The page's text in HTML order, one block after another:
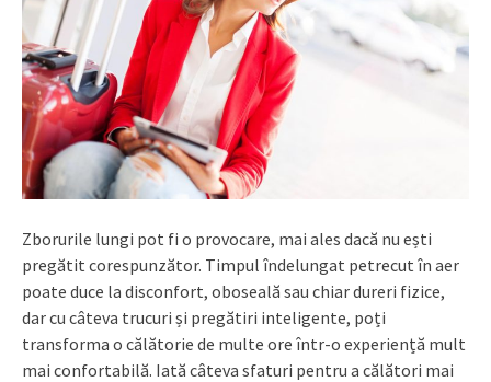
Zborurile lungi pot fi o provocare, mai ales dacă nu ești
pregătit corespunzător. Timpul îndelungat petrecut în aer
poate duce la disconfort, oboseală sau chiar dureri fizice,
dar cu câteva trucuri și pregătiri inteligente, poți
transforma o călătorie de multe ore într-o experiență mult
mai confortabilă. Iată câteva sfaturi pentru a călători mai